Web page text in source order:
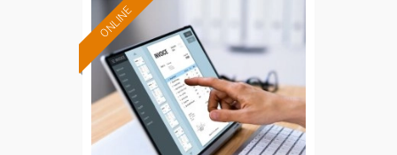
ONLINE